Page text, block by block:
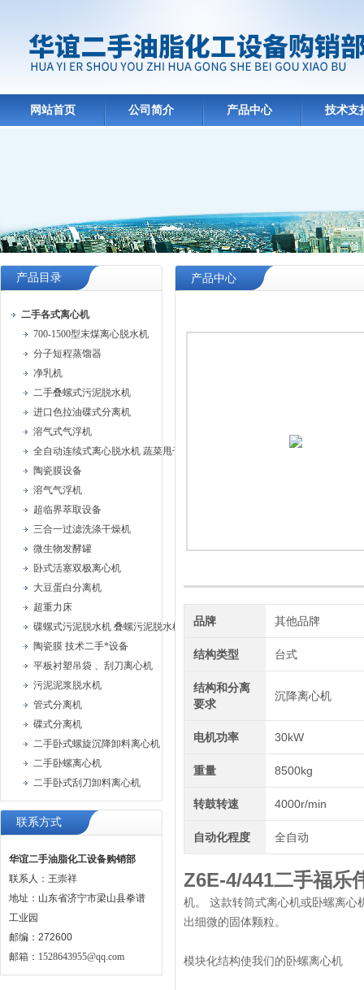
网站首页 公司简介 产品中心 技术支
产品目录
二手各式离心机
700-1500型末煤离心脱水机
分子短程蒸馏器
净乳机
二手叠螺式污泥脱水机
进口色拉油碟式分离机
溶气式气浮机
全自动连续式离心脱水机 蔬菜甩干机
陶瓷膜设备
溶气气浮机
超临界萃取设备
三合一过滤洗涤干燥机
微生物发酵罐
卧式活塞双极离心机
大豆蛋白分离机
超重力床
碟螺式污泥脱水机 叠螺污泥脱水机
陶瓷膜 技术二手*设备
平板衬塑吊袋 、刮刀离心机
污泥泥浆脱水机
管式分离机
碟式分离机
二手卧式螺旋沉降卸料离心机
二手卧螺离心机
二手卧式刮刀卸料离心机
联系方式
华谊二手油脂化工设备购销部
联系人：王崇祥
地址：山东省济宁市梁山县拳谱
工业园
邮编：272600
邮箱： 1528643955@qq.com
产品中心
品牌 其他品牌
结构类型 台式
结构和分离
要求
沉降离心机
电机功率 30kW
重量 8500kg
转鼓转速 4000r/min
自动化程度 全自动
Z6E-4/441二手福乐
机。 这款转筒式离心机或卧螺离心
出细微的固体颗粒。
模块化结构使我们的卧螺离心机